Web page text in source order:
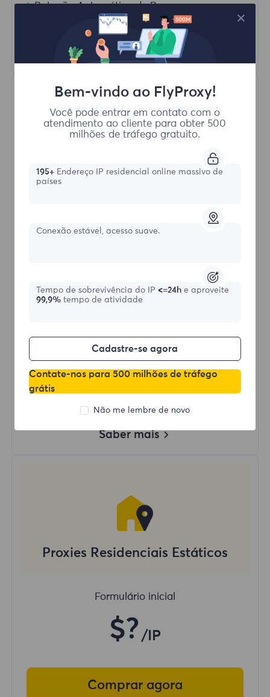
Rotação Automática de Proxy
HTTP(S)/SOCKS5
Saber mais
Proxies Residenciais Ilimitados
Comprar agora
Uso de Dados Ilimitado
Uso Ilimitado de IP
Mais de 50 regiões ao redor do mundo
País Aleatório
Proxy Residencial Dinâmico Real
Saber mais
Proxies Residenciais Estáticos
Formulário inicial
$? /IP
Comprar agora
Bem-vindo ao FlyProxy!
Você pode entrar em contato com o
atendimento ao cliente para obter 500
milhões de tráfego gratuito.
195+Endereço IP residencial online massivo de
países
Conexão estável, acesso suave.
Tempo de sobrevivência do IP <=24h e aproveite
99,9%tempo de atividade
Cadastre-se agora
Contate-nos para 500 milhões de tráfego
grátis
Não me lembre de novo